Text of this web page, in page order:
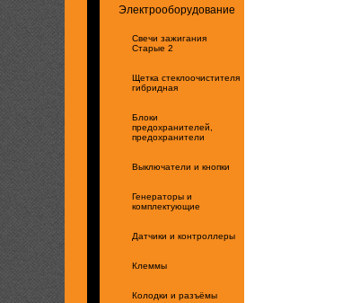
Электрооборудование
Свечи зажигания
Старые 2
Щетка стеклоочистителя
гибридная
Блоки
предохранителей,
предохранители
Выключатели и кнопки
Генераторы и
комплектующие
Датчики и контроллеры
Клеммы
Колодки и разъёмы